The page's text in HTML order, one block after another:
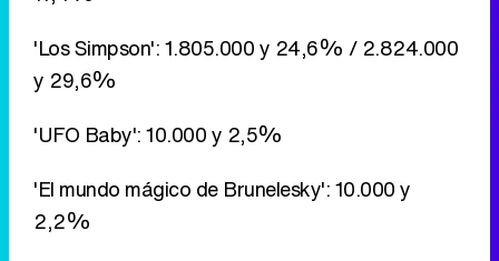
'El mundo mágico de Brunelesky': 10.000 y
2,2%
'Birlokus Klub': 75.000 y 8,3%
'Embrujadas': 310.000 y 14,8%
'Batuka': 333.000 y 12,6%